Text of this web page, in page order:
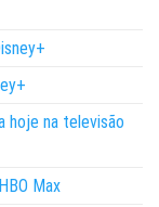
hoje na televisão
Max